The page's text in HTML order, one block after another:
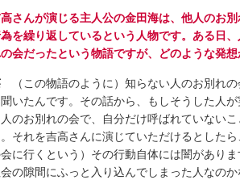
高さんが演じる主人公の金田海は、他人のお
為を繰り返しているという人物です。ある日
会だったという物語ですが、どのような発想
（この物語のように）知らない人のお別れ
いたんです。その話から、もしそうした人
のお別れの会で、自分だけ呼ばれていない
それを吉高さんに演じていただけるとした
に行くという）その行動自体には闇があり
の隙間にふっと入り込んでしまった人なの